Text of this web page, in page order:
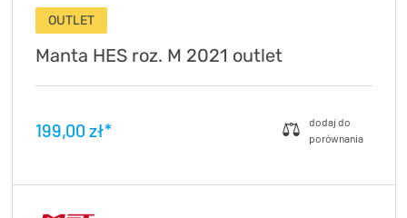
OUTLET
Manta HES roz. M 2021 outlet
199,00 zł*